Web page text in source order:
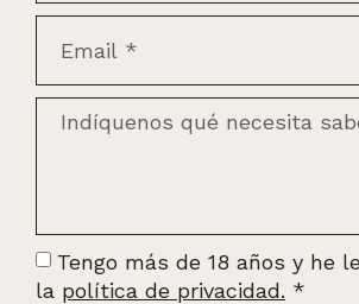
Tengo más de 18 años y he
la política de privacidad. *